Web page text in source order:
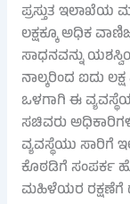
ಪ್ರಸ್ತುತ ಇಲಾಖೆಯ
ಲಕ್ಷಕ್ಕೂ ಅಧಿಕ
ಸಾಧನವನ್ನು
ನಾಲ್ಕರಿಂದ ಐದು
ಒಳಗಾಗಿ ಈ
ಸಚಿವರು
ವ್ಯವಸ್ಥೆಯು
ಕೊಠಡಿಗೆ ಸಂಪರ್ಕ
ಮಹಿಳೆಯರ ರಕ್ಷಣೆಗೆ